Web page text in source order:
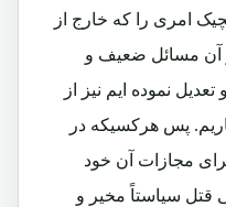
امری را که خارج از
و آن مسائل ضعیف و
نموده ایم نیز از
پس هرکسیکه در
مجازات آن خود
قتل سیاستاً مخیر و